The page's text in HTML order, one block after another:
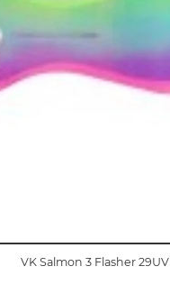
VK Salmon 3 Flasher 29UV